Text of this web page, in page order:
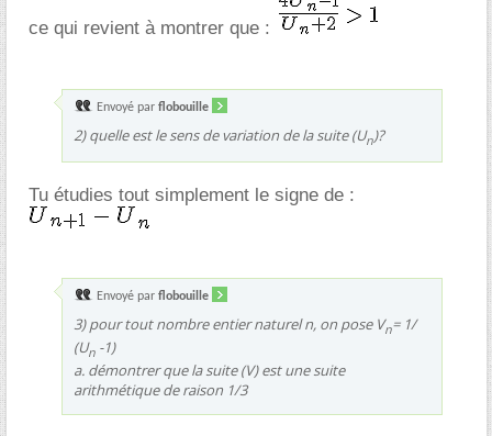
ce qui revient à montrer que :
Envoyé par flobouille
2) quelle est le sens de variation de la suite (Un)?
Tu étudies tout simplement le signe de :
Envoyé par flobouille
3) pour tout nombre entier naturel n, on pose Vn= 1/
(Un -1)
a. démontrer que la suite (V) est une suite
arithmétique de raison 1/3